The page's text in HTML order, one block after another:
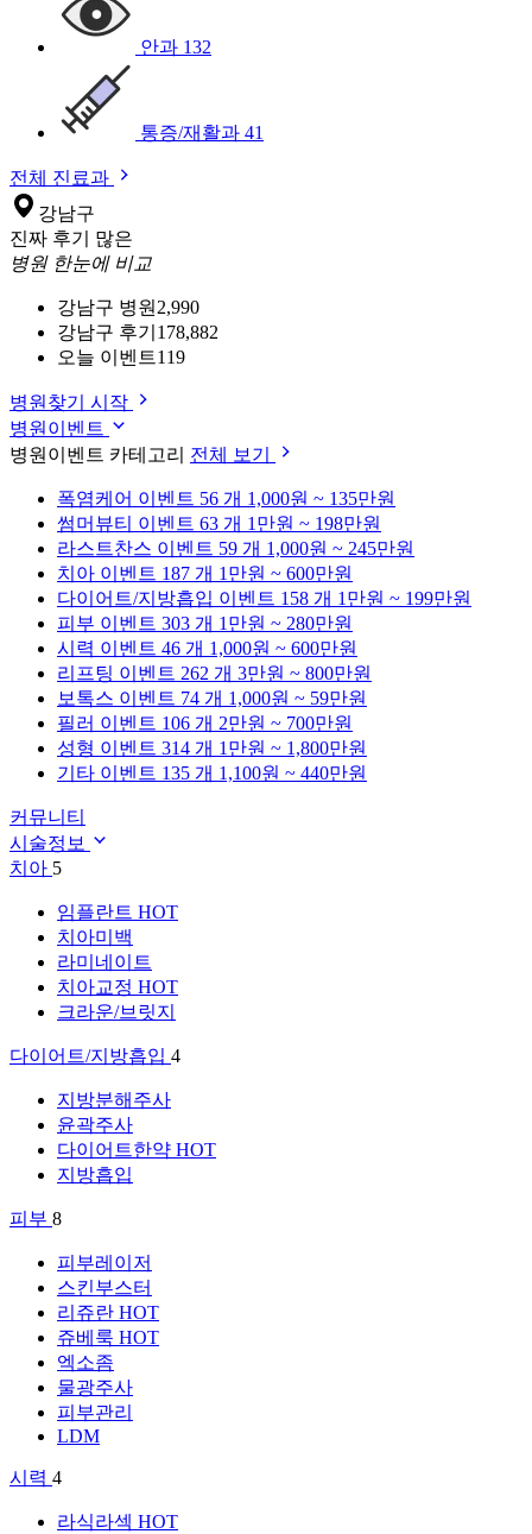
안과 132
통증/재활과 41
전체 진료과
강남구
진짜 후기 많은
병원 한눈에 비교
강남구 병원 2,990
강남구 후기 178,882
오늘 이벤트119
병원찾기 시작
병원이벤트
병원이벤트 카테고리 전체 보기
폭염케어 이벤트 56 개 1,000원 ~ 135만원
썸머뷰티 이벤트 63 개 1만원 ~ 198만원
라스트찬스 이벤트 59 개 1,000원 ~ 245만원
치아 이벤트 187 개 1만원 ~ 600만원
다이어트/지방흡입 이벤트 158 개 1만원 ~ 199만원
피부 이벤트 303 개 1만원 ~ 280만원
시력 이벤트 46 개 1,000원 ~ 600만원
리프팅 이벤트 262 개 3만원 ~ 800만원
보톡스 이벤트 74 개 1,000원 ~ 59만원
필러 이벤트 106 개 2만원 ~ 700만원
성형 이벤트 314 개 1만원 ~ 1,800만원
기타 이벤트 135 개 1,100원 ~ 440만원
커뮤니티
시술정보
치아 5
임플란트 HOT
치아미백
라미네이트
치아교정 HOT
크라운/브릿지
다이어트/지방흡입 4
지방분해주사
윤곽주사
다이어트한약 HOT
지방흡입
피부 8
피부레이저
스킨부스터
리쥬란 HOT
쥬베룩 HOT
엑소좀
물광주사
피부관리
LDM
시력 4
라식라섹 HOT